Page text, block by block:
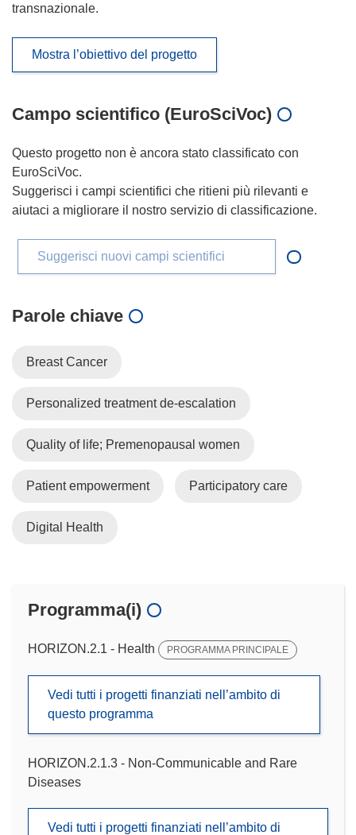
transnazionale.
Mostra l’obiettivo del progetto
Campo scientifico (EuroSciVoc)
Questo progetto non è ancora stato classificato con
EuroSciVoc.
Suggerisci i campi scientifici che ritieni più rilevanti e
aiutaci a migliorare il nostro servizio di classificazione.
Suggerisci nuovi campi scientifici
Parole chiave
Breast Cancer
Personalized treatment de-escalation
Quality of life; Premenopausal women
Patient empowerment Participatory care
Digital Health
Programma(i)
HORIZON.2.1 - Health PROGRAMMA PRINCIPALE
Vedi tutti i progetti finanziati nell’ambito di
questo programma
HORIZON.2.1.3 - Non-Communicable and Rare
Diseases
Vedi tutti i progetti finanziati nell’ambito di